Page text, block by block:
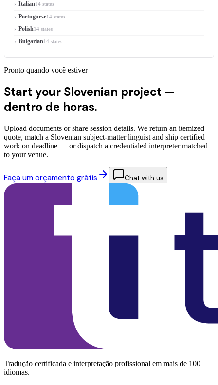
Italian14 states
Portuguese14 states
Polish14 states
Bulgarian14 states
Pronto quando você estiver
Start your Slovenian project —
dentro de horas.
Upload documents or share session details. We return an itemized
quote, match a Slovenian subject-matter linguist and ship certified
work on deadline — or dispatch a credentialed interpreter matched
to your venue.
Faça um orçamento grátis Chat with us
Tradução certificada e interpretação profissional em mais de 100
idiomas.